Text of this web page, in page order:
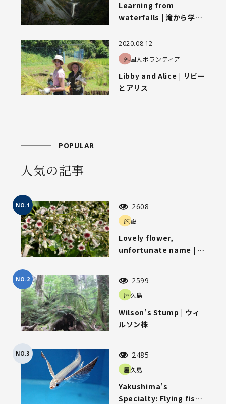
Learning from
waterfalls | 滝から学ぶ
2020.08.12
外国人ボランティア
Libby and Alice | リビー
とアリス
POPULAR
人気の記事
NO.1
施設
Lovely flower,
unfortunate name | 可
2608
NO.2
屋久島
Wilson’s Stump | ウィ
ルソン株
2599
NO.3
屋久島
Yakushima’s
Specialty: Flying fish |
2485